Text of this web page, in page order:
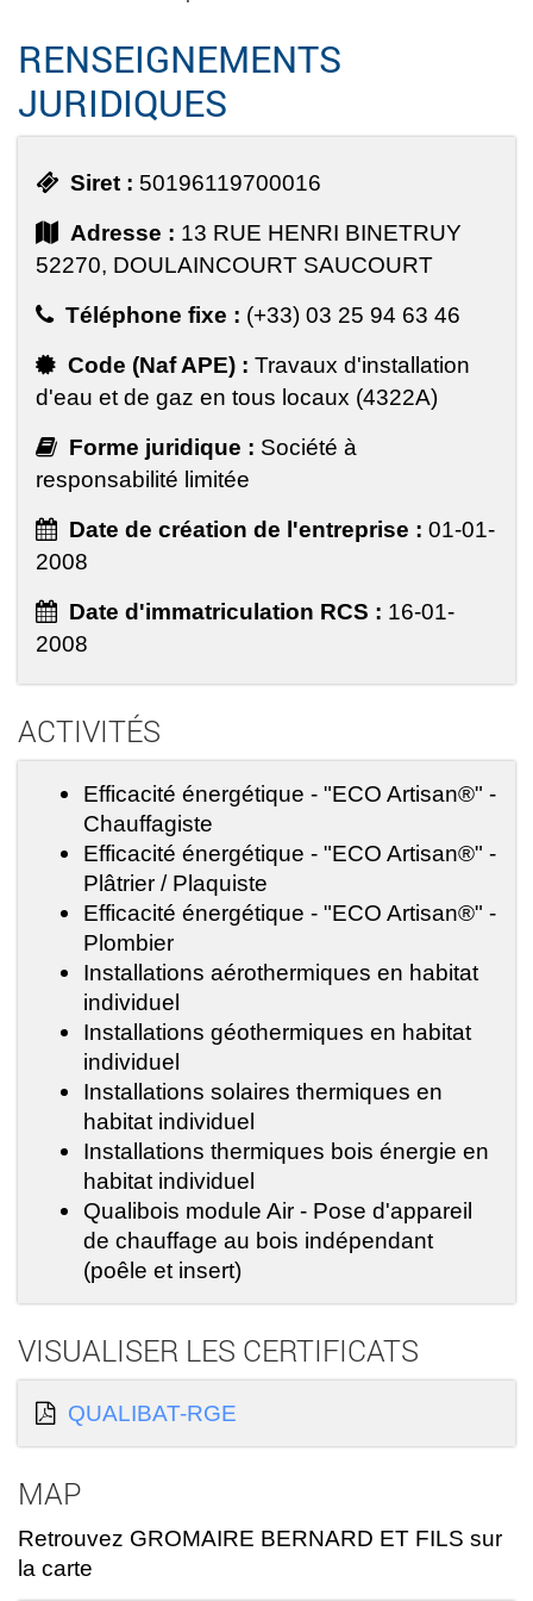
RENSEIGNEMENTS
JURIDIQUES
Siret : 50196119700016
Adresse : 13 RUE HENRI BINETRUY
52270, DOULAINCOURT SAUCOURT
Téléphone fixe : (+33) 03 25 94 63 46
Code (Naf APE) : Travaux d'installation
d'eau et de gaz en tous locaux (4322A)
Forme juridique : Société à
responsabilité limitée
Date de création de l'entreprise : 01-01-
2008
Date d'immatriculation RCS : 16-01-
2008
ACTIVITÉS
Efficacité énergétique - "ECO Artisan®" -
Chauffagiste
Efficacité énergétique - "ECO Artisan®" -
Plâtrier / Plaquiste
Efficacité énergétique - "ECO Artisan®" -
Plombier
Installations aérothermiques en habitat
individuel
Installations géothermiques en habitat
individuel
Installations solaires thermiques en
habitat individuel
Installations thermiques bois énergie en
habitat individuel
Qualibois module Air - Pose d'appareil
de chauffage au bois indépendant
(poêle et insert)
VISUALISER LES CERTIFICATS
QUALIBAT-RGE
MAP
Retrouvez GROMAIRE BERNARD ET FILS sur
la carte